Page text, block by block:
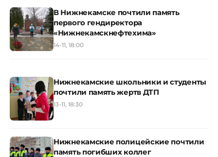
В Нижнекамске почтили память
первого гендиректора
«Нижнекамскнефтехима»
14-11, 18:00
Нижнекамские школьники и студенты
почтили память жертв ДТП
13-11, 18:30
Нижнекамские полицейские почтили
память погибших коллег